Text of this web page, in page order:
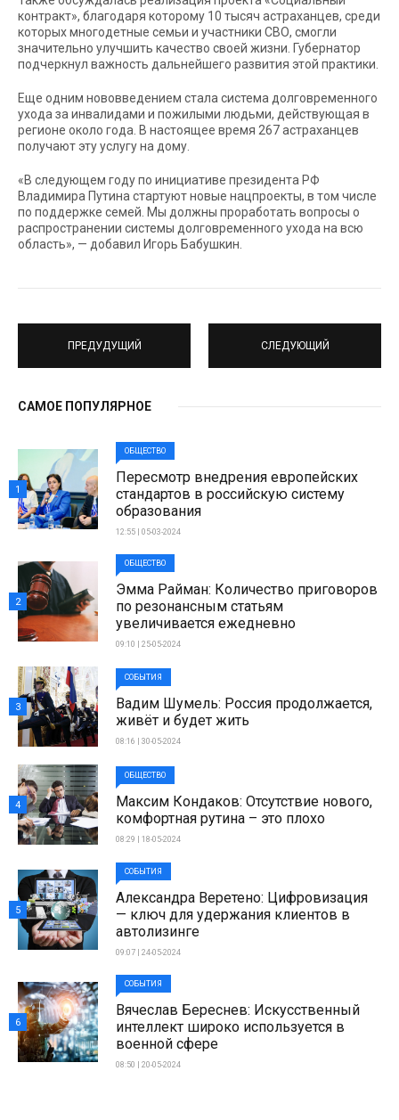
контракт», благодаря которому 10 тысяч астраханцев, среди
которых многодетные семьи и участники СВО, смогли
значительно улучшить качество своей жизни. Губернатор
подчеркнул важность дальнейшего развития этой практики.
Еще одним нововведением стала система долговременного
ухода за инвалидами и пожилыми людьми, действующая в
регионе около года. В настоящее время 267 астраханцев
получают эту услугу на дому.
«В следующем году по инициативе президента РФ
Владимира Путина стартуют новые нацпроекты, в том числе
по поддержке семей. Мы должны проработать вопросы о
распространении системы долговременного ухода на всю
область», — добавил Игорь Бабушкин.
ПРЕДУДУЩИЙ СЛЕДУЮЩИЙ
САМОЕ ПОПУЛЯРНОЕ
ОБЩЕСТВО
Пересмотр внедрения европейских
стандартов в российскую систему
образования
12:55 | 05-03-2024
1
ОБЩЕСТВО
Эмма Райман: Количество приговоров
по резонансным статьям
увеличивается ежедневно
09:10 | 25-05-2024
2
СОБЫТИЯ
Вадим Шумель: Россия продолжается,
живёт и будет жить
08:16 | 30-05-2024
3
ОБЩЕСТВО
Максим Кондаков: Отсутствие нового,
комфортная рутина – это плохо
08:29 | 18-05-2024
4
СОБЫТИЯ
Александра Веретено: Цифровизация
— ключ для удержания клиентов в
автолизинге
09:07 | 24-05-2024
5
СОБЫТИЯ
Вячеслав Береснев: Искусственный
интеллект широко используется в
военной сфере
08:50 | 20-05-2024
6